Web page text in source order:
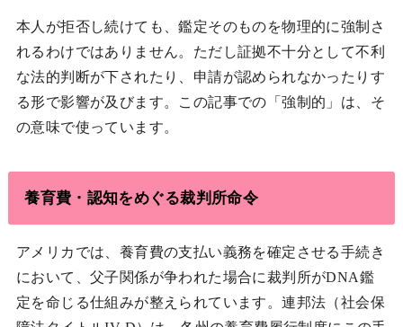
本人が拒否し続けても、鑑定そのものを物理的に強制さ
れるわけではありません。ただし証拠不十分として不利
な法的判断が下されたり、申請が認められなかったりす
る形で影響が及びます。この記事での「強制的」は、そ
の意味で使っています。
養育費・認知をめぐる裁判所命令
アメリカでは、養育費の支払い義務を確定させる手続き
において、父子関係が争われた場合に裁判所がDNA鑑
定を命じる仕組みが整えられています。連邦法（社会保